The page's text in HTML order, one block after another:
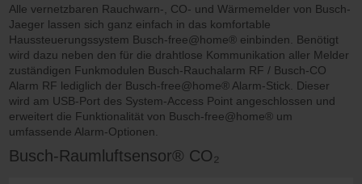
Alle vernetzbaren Rauchwarn-, CO- und Wärmemelder von Busch-
Jaeger lassen sich ganz einfach in das komfortable
Haussteuerungssystem Busch-free@home® einbinden. Benötigt
wird dazu neben den für die drahtlose Kommunikation aller Melder
zuständigen Funkmodulen Busch-Rauchalarm RF / Busch-CO
Alarm RF lediglich der Busch-free@home® Alarm-Stick. Dieser
wird am USB-Port des System-Access Point angeschlossen und
erweitert die Funktionalität von Busch-free@home® um
umfassende Alarm-Optionen.
Busch-Raumluftsensor® CO₂